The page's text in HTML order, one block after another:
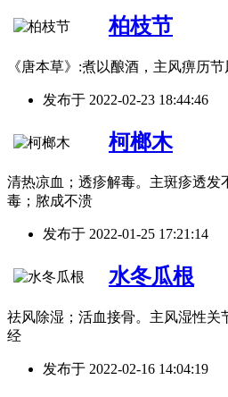
柏枝节
《唐本草》:煮以酿酒，主风痹历节
发布于 2022-02-23 18:44:46
柯榔木
清热凉血；透疹解毒。主斑疹透发
毒；脓成不溃
发布于 2022-01-25 17:21:14
水冬瓜根
祛风除湿；活血接骨。主风湿性关
经
发布于 2022-02-16 14:04:19